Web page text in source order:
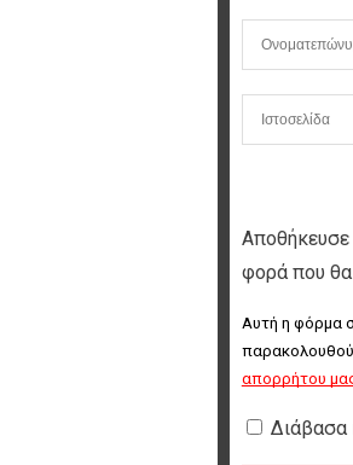
Αποθήκευσε
φορά που
Αυτή η φόρμα
απορρήτου
Διάβασα